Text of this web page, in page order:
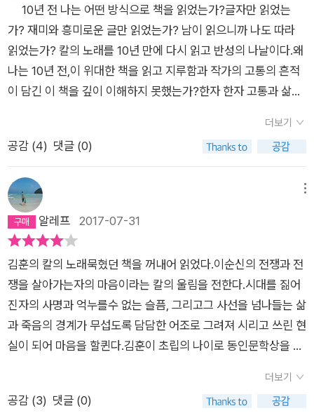
나가 330척의 적선을 마주한다. 역사는 이 전투를 명량 해전이라
기록했다. 살려고 하면 죽을 것이고 죽으려고 해도 죽을 것이다1
596년, 선조는 의병장 김덕령을 잡아 죽였다. 그는 오천의 병사
를 일으켜 영남의 여러 고을을 온전히 지켜낸 영웅이었다. 그 때
홍의장군 곽재우도 연루돼 고초를 겪었다. 이후 곽재우는 군사를
직을 지켜준 신하 또한 두려워했다. 그는 자신의 사직이 적들의
손에 들어가는 것을 두려워했고 그 사직이 영웅된 신하의 손에 들
어가는 것을 또한 두려워했다. 그는 두려움이 일때마다 닥치는대
로 죽였다. 임금은 차가운 북쪽의 땅으로 피난을 간 뒤에 자주 하
얀 소복을 입고 대청에 주저 앉아 능욕당한 사직을 향해 울었다.
울음은 곧 장려한 문장의 교지가 되어 이순신의 앞에 내려졌다.
알았다. 그는 살기위해 이겨야했는데 승리로 얻은 삶은 곧 그의
목에 내려지는 칼이었다. 그는 패해도 죽었고 이겨도 죽었다. 그
는 죽어도 죽었고 살아도 죽었다. 이순신은 이 모든 싸움이 끝나
는 날 자신이 죽어야 함을 깨달았다. 그는 그에게 합당한, 온전한
사지를 찾아 바다를 헤맸다. 인간 이순신우리는 영웅의 후광에 취
해 인간의 그림자를 놓칠 때가 많다. 거듭되는 말 속에서 인간은
사라지고 신화만이 남는다. 난중일기를 보면 이순신은 유난히 몸
그 해 봄 한산 통제영에서 체포된 그는 삼도(전라, 충청, 경상)의
수군통제사였는데 조정을 능멸, 임금을 기만, 조정의 기동 출격
명령에 불복한 죄목이었다.그(이순신)의 후임자 '원 균'은 스스로
도 주체할 수 없고 아무도 말리지 못하는 무서운 적의를 지닌 사
내로 모든 전투가 자기 자신을 위한 전투이기를 바란다.ᆢ 이런
소ᆢ​그랬던 그가, 갑옷마저 잃어버리고 거제도 산속에서 적의 칼
은 으깨져 있었다.그리고 전쟁은 소강상태로 접어들었다. ​그리고
도원수 '권 율', 육군인 그는 무섭게 집중된 위엄을 가진 사내로 임
진강, 용인, 수원, 이천, 행주산성에서의 승리를 거두었으나, 정치
권력의 힘으로 전쟁을 수행해 나간다. 그(이순신)의 신고를 받고
도 임지와 보직을 주지 않은 채 그에게 묻는다. '방책이 있는가?'..
무기한 대기 상태의 그는 백의종군( 흰옷을 입고 군대를 따라간
다. 아무런 직책 없이 열심히 일하다.)일뿐이다. 관기 '여진'을 품
어도 보지만 그는 그냥 물 위에 뜬 수군일 뿐이다.​그는 적의 창검
에 죽는 것이 '자연사'라고 정의한다.임금의 칼에 죽기는 싫었고,
삼도수군통제사로 임명하는 임금의 교서가 도착하지만 그는 자
신의 싸움과 임금의 싸움이 다를지도 모른다는 생각을 품는다.명
10년 전 나는 어떤 방식으로 책을 읽었는가?글자만 읽었는
가? 재미와 흥미로운 글만 읽었는가? 남이 읽으니까 나도 따라
읽었는가? 칼의 노래를 10년 만에 다시 읽고 반성의 나날이다.왜
나는 10년 전,이 위대한 책을 읽고 지루함과 작가의 고통의 흔적
이 담긴 이 책을 깊이 이해하지 못했는가?한자 한자 고통과 삶의
몸에서는 오래된 아궁이의 냄새가 났다.내가 안을 때 어머니는 고
개를 돌리어 수줍어했다.' '성난 파도와도 같은 한없는 적의가 어
했다.적들은 오직 죽기 위하여 밀어닥치는 듯했다. 임진년에 나는
농사를 짓듯이 고개를 잡듯이,적을 죽였다.적들은 밀물 때먼 들이
닥치는 파도와도 같았다.' 나는 그 썩음에 손댈 수 없을 것 같았다.
산 자의 적인 듯도 싶었다.나는 죽은 여진에게 울음같은 성욕을
느꼈다. 세상을 칼로도 막아 낼 수 없고 칼로써 헤쳐나갈 수 없는
곳이었다. 김훈의 글에는 삶의 고통과 애환,거리에 쓰러져 동사
직전에 밥을 먹는 따듯함이 있다.밥을 넘기며 속으로 우는 가엾은
글의 아픔과 쓸쓸함이 있다.그의 눈빛이 녹아 있는 <칼의 노래>
를 읽고 어떻게 책을 읽고 어떻게 글을 써야 하는 지 몸으로 배워
본다.....
더보기
공감 (4) 댓글 (0)
알레프 2017-07-31
김훈의 칼의 노래묵혔던 책을 꺼내어 읽었다.이순신의 전쟁과 전
쟁을 살아가는자의 마음이라는 칼의 울림을 전한다.시대를 짊어
진자의 사명과 억누를수 없는 슬픔, 그리고그 사선을 넘나들는 삶
과 죽음의 경계가 무섭도록 담담한 어조로 그려져 시리고 쓰린 현
실이 되어 마음을 할퀸다.김훈이 초립의 나이로 동인문학상을 수
수 없는 작가 개인사의 호불호를 떠나 김훈은 역시 당대의 문장가
다.
더보기
공감 (3) 댓글 (0)